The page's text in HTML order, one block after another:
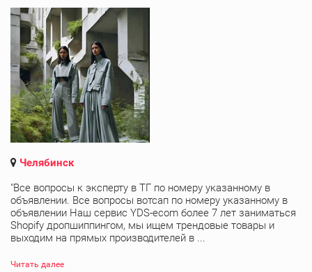
Челябинск
"Все вопросы к эксперту в ТГ по номеру указанному в
объявлении. Все вопросы вотсап по номеру указанному в
объявлении Наш сервис YDS-ecom более 7 лет заниматься
Shopify дропшиппингом, мы ищем трендовые товары и
выходим на прямых производителей в ...
Читать далее